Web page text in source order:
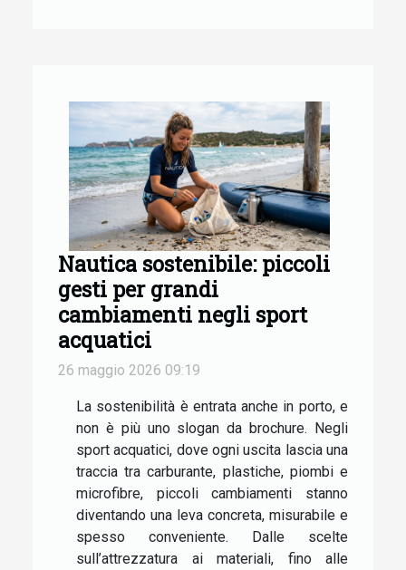
Nautica sostenibile: piccoli
gesti per grandi
cambiamenti negli sport
acquatici
26 maggio 2026 09:19
La sostenibilità è entrata anche in porto, e
non è più uno slogan da brochure. Negli
sport acquatici, dove ogni uscita lascia una
traccia tra carburante, plastiche, piombi e
microfibre, piccoli cambiamenti stanno
diventando una leva concreta, misurabile e
spesso conveniente. Dalle scelte
sull’attrezzatura ai materiali, fino alle